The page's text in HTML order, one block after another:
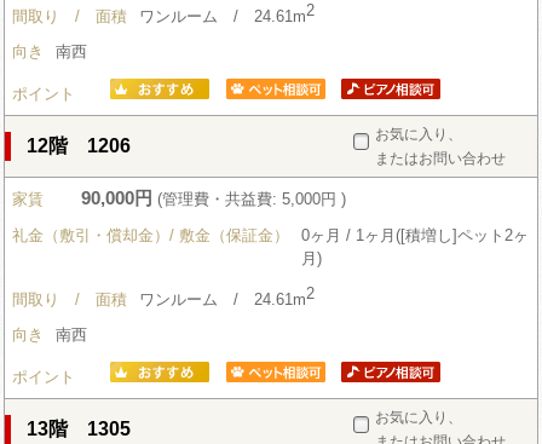
間取り / 面積 ワンルーム / 24.61m2
向き 南西
ポイント
お気に入り、
またはお問い合わせ
12階 1206
家賃 90,000円 (管理費・共益費: 5,000円 )
礼金（敷引・償却金）/ 敷金（保証金）
0ヶ月 / 1ヶ月([積増し]ペット2ヶ
月)
間取り / 面積 ワンルーム / 24.61m2
向き 南西
ポイント
お気に入り、
13階 1305